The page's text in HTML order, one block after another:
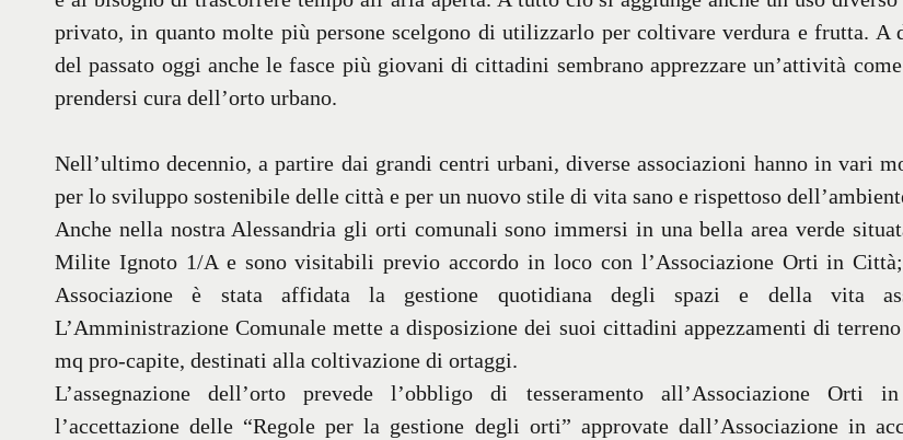
privato, in quanto molte più persone scelgono di utilizzarlo per coltivare verdura e frutta. A
del passato oggi anche le fasce più giovani di cittadini sembrano apprezzare un’attività
prendersi cura dell’orto urbano.
Nell’ultimo decennio, a partire dai grandi centri urbani, diverse associazioni hanno in vari
per lo sviluppo sostenibile delle città e per un nuovo stile di vita sano e rispettoso
Anche nella nostra Alessandria gli orti comunali sono immersi in una bella area verde
Milite Ignoto 1/A e sono visitabili previo accordo in loco con l’Associazione Orti in Città;
Associazione è stata affidata la gestione quotidiana degli spazi e della vita
L’Amministrazione Comunale mette a disposizione dei suoi cittadini appezzamenti di
mq pro-capite, destinati alla coltivazione di ortaggi.
L’assegnazione dell’orto prevede l’obbligo di tesseramento all’Associazione Orti
l’accettazione delle “Regole per la gestione degli orti” approvate dall’Associazione in